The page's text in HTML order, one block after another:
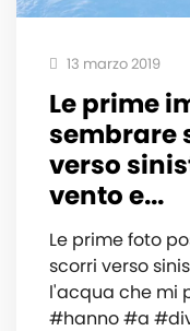
13 marzo 2019
Le prime
sembrare
verso
vento e...
Le prime foto
scorri verso
l'acqua che mi
#hanno #a